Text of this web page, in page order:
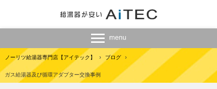
ノーリツ給湯器専門店【アイテック】 › ブログ ›
ガス給湯器及び循環アダプター交換事例